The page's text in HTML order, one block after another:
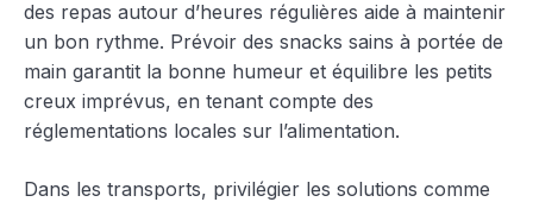
des repas autour d’heures régulières aide à maintenir
un bon rythme. Prévoir des snacks sains à portée de
main garantit la bonne humeur et équilibre les petits
creux imprévus, en tenant compte des
réglementations locales sur l’alimentation.
Dans les transports, privilégier les solutions comme